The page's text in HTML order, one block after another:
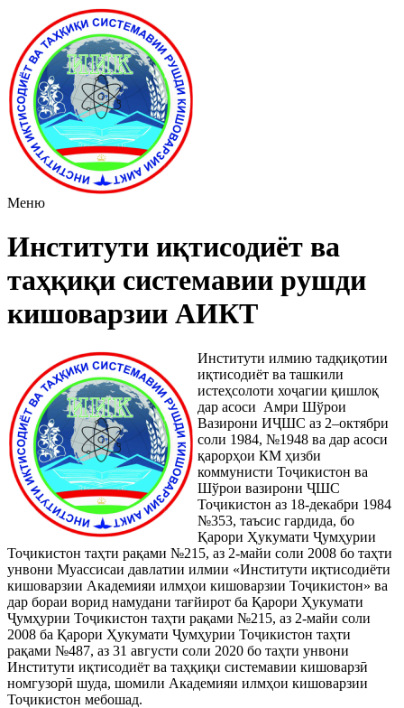
Меню
Институти иқтисодиёт ва
таҳқиқи системавии рушди
кишоварзии АИКТ
Институти илмию тадқиқотии
иқтисодиёт ва ташкили
истеҳсолоти хоҷагии қишлоқ
дар асоси Амри Шўрои
Вазирони ИҶШС аз 2–октябри
соли 1984, №1948 ва дар асоси
қарорҳои КМ ҳизби
коммунисти Тоҷикистон ва
Шўрои вазирони ҶШС
Тоҷикистон аз 18-декабри 1984
№353, таъсис гардида, бо
Қарори Ҳукумати Ҷумҳурии
Тоҷикистон таҳти рақами №215, аз 2-майи соли 2008 бо таҳти
унвони Муассисаи давлатии илмии «Институти иқтисодиёти
кишоварзии Академияи илмҳои кишоварзии Тоҷикистон» ва
дар бораи ворид намудани тағйирот ба Қарори Ҳукумати
Ҷумҳурии Тоҷикистон таҳти рақами №215, аз 2-майи соли
2008 ба Қарори Ҳукумати Ҷумҳурии Тоҷикистон таҳти
рақами №487, аз 31 августи соли 2020 бо таҳти унвони
Институти иқтисодиёт ва таҳқиқи системавии кишоварзӣ
номгузорӣ шуда, шомили Академияи илмҳои кишоварзии
Тоҷикистон мебошад.